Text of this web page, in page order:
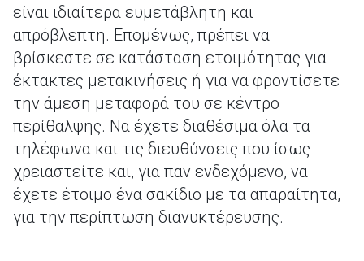
είναι ιδιαίτερα ευμετάβλητη και
απρόβλεπτη. Επομένως, πρέπει να
βρίσκεστε σε κατάσταση ετοιμότητας για
έκτακτες μετακινήσεις ή για να φροντίσετε
την άμεση μεταφορά του σε κέντρο
περίθαλψης. Να έχετε διαθέσιμα όλα τα
τηλέφωνα και τις διευθύνσεις που ίσως
χρειαστείτε και, για παν ενδεχόμενο, να
έχετε έτοιμο ένα σακίδιο με τα απαραίτητα,
για την περίπτωση διανυκτέρευσης.